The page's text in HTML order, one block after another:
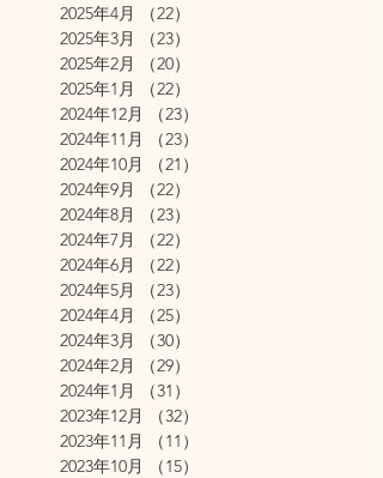
2025年4月
（22）
2025年3月
（23）
2025年2月
（20）
2025年1月
（22）
2024年12月
（23）
2024年11月
（23）
2024年10月
（21）
2024年9月
（22）
2024年8月
（23）
2024年7月
（22）
2024年6月
（22）
2024年5月
（23）
2024年4月
（25）
2024年3月
（30）
2024年2月
（29）
2024年1月
（31）
2023年12月
（32）
2023年11月
（11）
2023年10月
（15）